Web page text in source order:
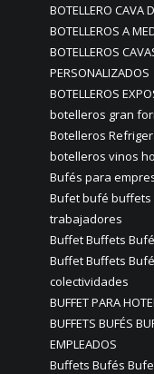
BOTELLERO CAVA
BOTELLEROS A
BOTELLEROS
PERSONALIZADOS
BOTELLEROS
botelleros gran
Botelleros
botelleros vinos
Bufés para
Bufet bufé
trabajadores
Buffet Buffets
Buffet Buffets
colectividades
BUFFET PARA
BUFFETS BUFÉS
EMPLEADOS
Buffets Bufés